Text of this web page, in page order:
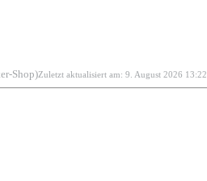
Shop)Zuletzt aktualisiert am: 9. August 2026 13:22